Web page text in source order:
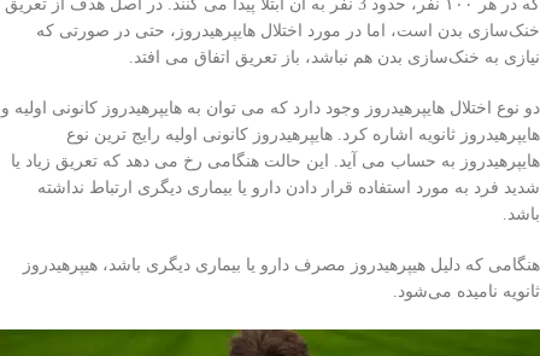
که در هر ۱۰۰ نفر، حدود 3 نفر به آن ابتلا پیدا می کنند. در اصل هدف از تعریق
خنک‌سازی بدن است، اما در مورد اختلال هایپرهیدروز، حتی در صورتی که
نیازی به خنک‌سازی بدن هم نباشد، باز تعریق اتفاق می افتد.
دو نوع اختلال هایپرهیدروز وجود دارد که می توان به هایپرهیدروز کانونی اولیه و
هایپرهیدروز ثانویه اشاره کرد. هایپرهیدروز کانونی اولیه رایج ترین نوع
هایپرهیدروز به حساب می آید. این حالت هنگامی رخ می دهد که تعریق زیاد یا
شدید فرد به مورد استفاده قرار دادن دارو یا بیماری دیگری ارتباط نداشته
باشد.
هنگامی که دلیل هیپرهیدروز مصرف دارو یا بیماری دیگری باشد، هیپرهیدروز
ثانویه نامیده می‌شود.